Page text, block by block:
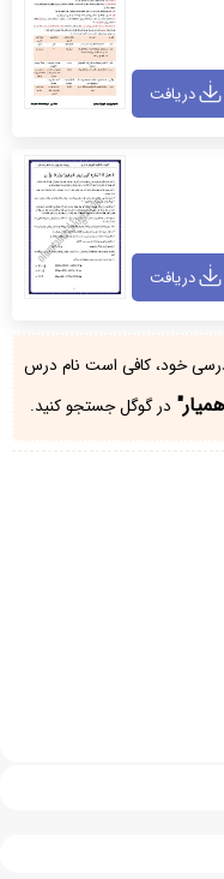
دریافت
دریافت
خود، کافی است نام درس
در گوگل جستجو کنید.